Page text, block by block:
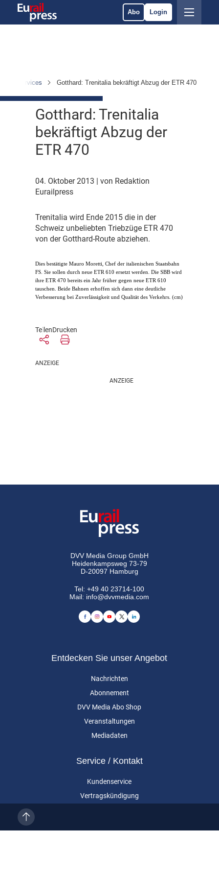
Abo Login
& Services Gotthard: Trenitalia bekräftigt Abzug der ETR 470
Gotthard: Trenitalia
bekräftigt Abzug der
ETR 470
04. Oktober 2013
| von Redaktion
Eurailpress
Trenitalia wird Ende 2015 die in der
Schweiz unbeliebten Triebzüge ETR 470
von der Gotthard-Route abziehen.
Dies bestätigte Mauro Moretti, Chef der italienischen Staatsbahn
FS. Sie sollen durch neue ETR 610 ersetzt werden. Die SBB wird
ihre ETR 470 bereits ein Jahr früher gegen neue ETR 610
tauschen. Beide Bahnen erhoffen sich dann eine deutliche
Verbesserung bei Zuverlässigkeit und Qualität des Verkehrs. (cm)
TeilenDrucken
DVV Media Group GmbH
Heidenkampsweg 73-79
D-20097 Hamburg
Tel:+49 40 23714-100
Mail: info@dvvmedia.com
Entdecken Sie unser Angebot
Nachrichten
Abonnement
DVV Media Abo Shop
Veranstaltungen
Mediadaten
Service / Kontakt
Kundenservice
Vertragskündigung